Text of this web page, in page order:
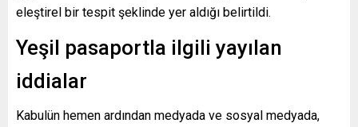
eleştirel bir tespit şeklinde yer aldığı belirtildi.
Yeşil pasaportla ilgili yayılan
iddialar
Kabulün hemen ardından medyada ve sosyal medyada,